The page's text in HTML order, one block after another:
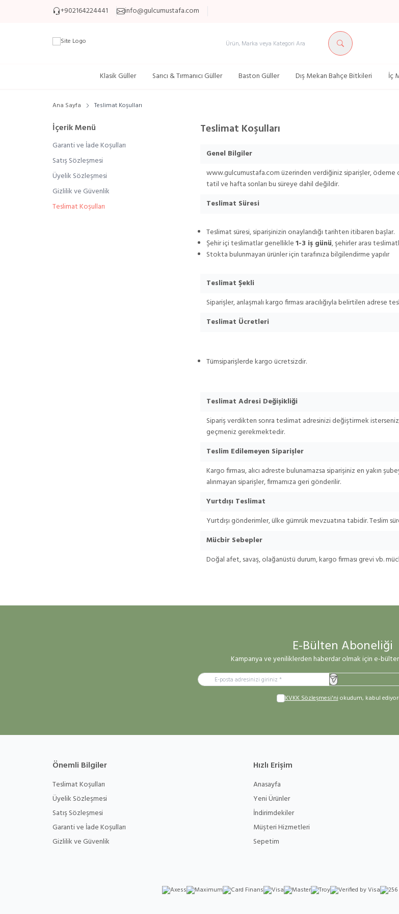
+902164224441 info@gulcumustafa.com
Klasik Güller Sarıcı & Tırmanıcı Güller Baston Güller Dış Mekan Bahçe Bitkileri İç
Ana Sayfa Teslimat Koşulları
İçerik Menü
Garanti ve İade Koşulları
Satış Sözleşmesi
Üyelik Sözleşmesi
Gizlilik ve Güvenlik
Teslimat Koşulları
Teslimat Koşulları
Genel Bilgiler
www.gulcumustafa.comüzerinden verdiğiniz siparişler, ödeme
tatil ve hafta sonları bu süreye dahil değildir.
Teslimat Süresi
Teslimat süresi, siparişinizin onaylandığı tarihten itibaren başlar.
Şehir içi teslimatlar genellikle1-3 iş günü, şehirler arası
Stokta bulunmayan ürünler için tarafınıza bilgilendirme yapılır
Teslimat Şekli
Siparişler, anlaşmalı kargo firması aracılığıyla belirtilen adrese
Teslimat Ücretleri
Tümsiparişlerde kargo ücretsizdir.
Teslimat Adresi Değişikliği
Sipariş verdikten sonra teslimat adresinizi değiştirmek
geçmeniz gerekmektedir.
Teslim Edilemeyen Siparişler
Kargo firması, alıcı adreste bulunamazsa siparişiniz en yakın
alınmayan siparişler, firmamıza geri gönderilir.
Yurtdışı Teslimat
Yurtdışı gönderimler, ülke gümrük mevzuatına tabidir.
Mücbir Sebepler
Doğal afet, savaş, olağanüstü durum, kargo firması grevi vb.
E-Bülten Aboneliği
Kampanya ve yeniliklerden haberdar olmak için e-
Kayıt Ol
KVKK Sözleşmesi'niokudum, kabul
Önemli Bilgiler
Teslimat Koşulları
Üyelik Sözleşmesi
Satış Sözleşmesi
Garanti ve İade Koşulları
Gizlilik ve Güvenlik
Hızlı Erişim
Anasayfa
Yeni Ürünler
İndirimdekiler
Müşteri Hizmetleri
Sepetim